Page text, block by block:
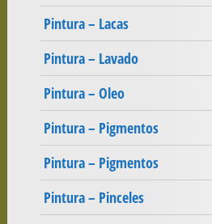
Pintura – Lacas
Pintura – Lavado
Pintura – Oleo
Pintura – Pigmentos
Pintura – Pigmentos
Pintura – Pinceles